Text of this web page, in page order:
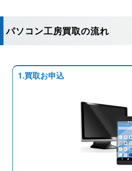
パソコン工房買取の流れ
1.買取お申込